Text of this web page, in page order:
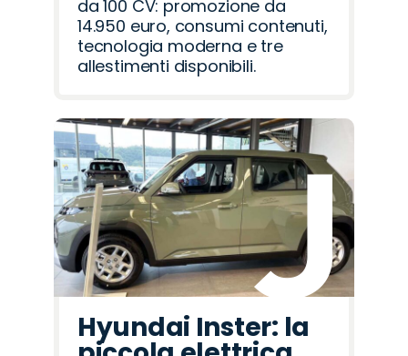
da 100 CV: promozione da
14.950 euro, consumi contenuti,
tecnologia moderna e tre
allestimenti disponibili.
Hyundai Inster: la